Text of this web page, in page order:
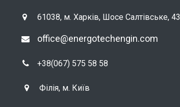
61038, м. Харків, Шосе Салтівське, 43
office@energotechengin.com
+38(067) 575 58 58
Філія, м. Київ